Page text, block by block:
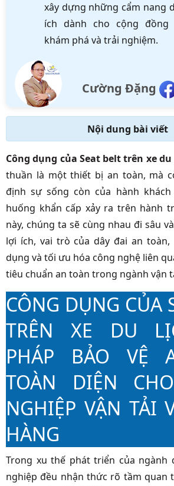
xây dựng những cẩm nang
ích dành cho cộng đồng
khám phá và trải nghiệm.
Cường Đặng
Nội dung bài viết
Công dụng của Seat belt trên xe
thuần là một thiết bị an toàn, mà
định sự sống còn của hành
huống khẩn cấp xảy ra trên hành
này, chúng ta sẽ cùng nhau đi sâu
lợi ích, vai trò của dây đai an toàn,
dụng và tối ưu hóa công nghệ liên
tiêu chuẩn an toàn trong ngành vận
CÔNG DỤNG CỦA
TRÊN XE DU
PHÁP BẢO VỆ
TOÀN DIỆN
NGHIỆP VẬN TẢI
HÀNG
Trong xu thế phát triển của ngành
nghiệp đều nhận thức rõ tầm quan